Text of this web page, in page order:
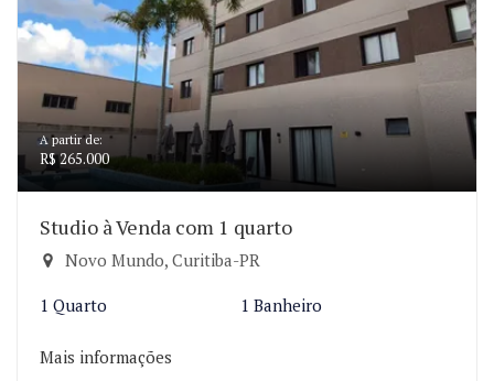
A partir de:
R$ 265.000
Studio à Venda com 1 quarto
Novo Mundo, Curitiba-PR
1 Quarto 1 Banheiro
Mais informações